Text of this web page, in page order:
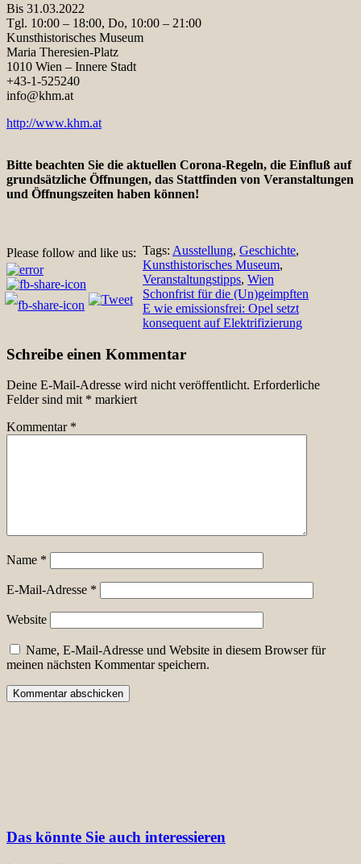
Bis 31.03.2022
Tgl. 10:00 – 18:00, Do, 10:00 – 21:00
Kunsthistorisches Museum
Maria Theresien-Platz
1010 Wien – Innere Stadt
+43-1-525240
info@khm.at
http://www.khm.at
Bitte beachten Sie die aktuellen Corona-Regeln, die Einfluß auf
grundsätzliche Öffnungen, das Stattfinden von Veranstaltungen
und Öffnungszeiten haben können!
Please follow and like us: Tags: Ausstellung, Geschichte,
Kunsthistorisches Museum,
Veranstaltungstipps, Wien
BeitragsnavigationSchonfrist für die (Un)geimpften
E wie emissionsfrei: Opel setzt
konsequent auf Elektrifizierung
Schreibe einen Kommentar
Deine E-Mail-Adresse wird nicht veröffentlicht. Erforderliche
Felder sind mit * markiert
Kommentar *
Name *
E-Mail-Adresse *
Website
Name, E-Mail-Adresse und Website in diesem Browser für
meinen nächsten Kommentar speichern.
Das könnte Sie auch interessieren